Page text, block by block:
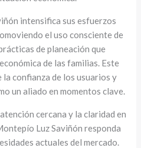
intensifica sus esfuerzos
el uso consciente de
de planeación que
de las familias. Este
confianza de los usuarios y
un aliado en momentos clave.
cercana y la claridad en
Luz Saviñón responda
actuales del mercado.